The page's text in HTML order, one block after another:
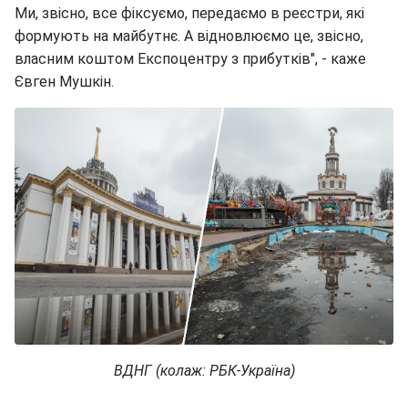
Ми, звісно, все фіксуємо, передаємо в реєстри, які
формують на майбутнє. А відновлюємо це, звісно,
власним коштом Експоцентру з прибутків", - каже
Євген Мушкін.
ВДНГ (колаж: РБК-Україна)